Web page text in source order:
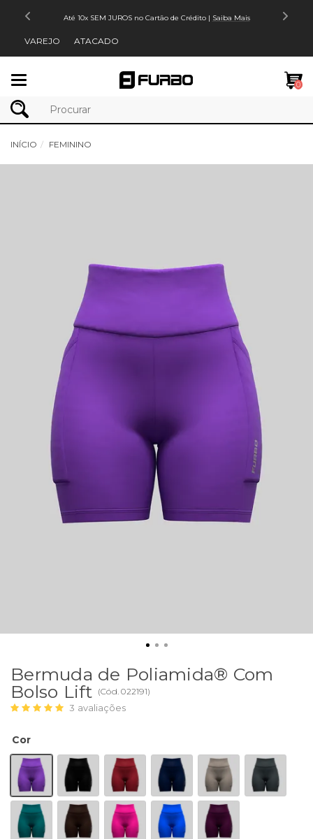
Até 10x SEM JUROS no Cartão de Crédito | Saiba Mais
VAREJO ATACADO
0
INÍCIO FEMININO
Bermuda de Poliamida® Com
Bolso Lift (Cód.022191)
3 avaliações
Cor